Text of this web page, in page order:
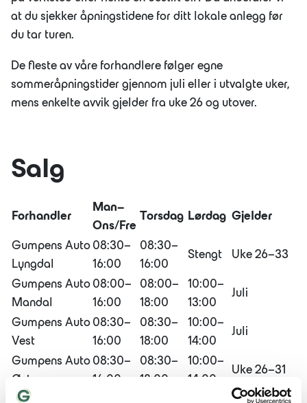
at du sjekker åpningstidene for ditt lokale anlegg før
du tar turen.
De fleste av våre forhandlere følger egne
sommeråpningstider gjennom juli eller i utvalgte uker,
mens enkelte avvik gjelder fra uke 26 og utover.
Salg
Forhandler
Man–
Ons/Fre
Torsdag Lørdag Gjelder
Gumpens Auto
Lyngdal
08:30–
16:00
08:30–
16:00
Stengt Uke 26–33
Gumpens Auto
Mandal
08:00–
16:00
08:00–
18:00
10:00–
13:00
Juli
Gumpens Auto
Vest
08:30–
16:00
08:30–
18:00
10:00–
14:00
Juli
Gumpens Auto
Øst
08:30–
16:00
08:30–
18:00
10:00–
14:00
Uke 26–31